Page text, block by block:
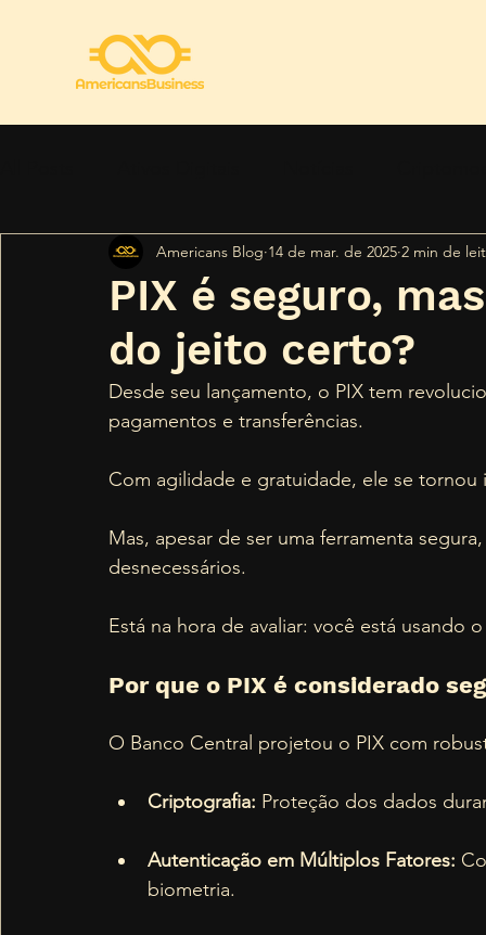
Regulamentação Segurança Tendências
PIX é seguro,
do jeito certo?
Americans Blog 14 de mar. de 2025 2 min de
Desde seu lançamento, o PIX tem
pagamentos e transferências.
Com agilidade e gratuidade, ele se
Mas, apesar de ser uma ferramenta
desnecessários.
Está na hora de avaliar: você está usando
Por que o PIX é considerado
O Banco Central projetou o PIX com
Criptografia: Proteção dos dados
Autenticação em Múltiplos Fatores:
biometria.